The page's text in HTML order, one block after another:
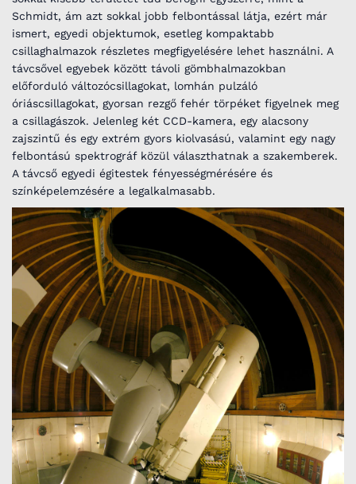
Schmidt, ám azt sokkal jobb felbontással látja, ezért már
ismert, egyedi objektumok, esetleg kompaktabb
csillaghalmazok részletes megfigyelésére lehet használni. A
távcsővel egyebek között távoli gömbhalmazokban
előforduló változócsillagokat, lomhán pulzáló
óriáscsillagokat, gyorsan rezgő fehér törpéket figyelnek meg
a csillagászok. Jelenleg két CCD-kamera, egy alacsony
zajszintű és egy extrém gyors kiolvasású, valamint egy nagy
felbontású spektrográf közül választhatnak a szakemberek.
A távcső egyedi égitestek fényességmérésére és
színképelemzésére a legalkalmasabb.